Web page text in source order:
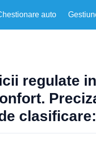
auto
regulate
clasificare: